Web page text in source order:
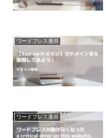
ワードプレス運用
ワードプレス運用